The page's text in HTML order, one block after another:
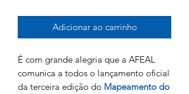
Adicionar ao carrinho
É com grande alegria que a AFEAL
comunica a todos o lançamento oficial
da terceira edição do Mapeamento do